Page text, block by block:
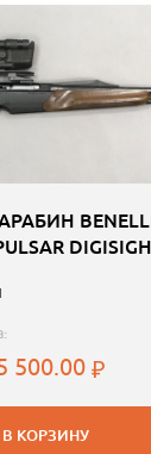
BENELLI
500.00
В КОРЗИНУ